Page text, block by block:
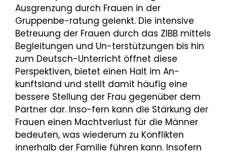
Ausgrenzung durch Frauen in der
Gruppenbe-ratung gelenkt. Die intensive
Betreuung der Frauen durch das ZIBB mittels
Begleitungen und Un-terstützungen bis hin
zum Deutsch-Unterricht öffnet diese
Perspektiven, bietet einen Halt im An-
kunftsland und stellt damit häufig eine
bessere Stellung der Frau gegenüber dem
Partner dar. Inso-fern kann die Stärkung der
Frauen einen Machtverlust für die Männer
bedeuten, was wiederum zu Konflikten
innerhalb der Familie führen kann. Insofern